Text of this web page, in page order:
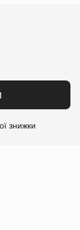
знижки